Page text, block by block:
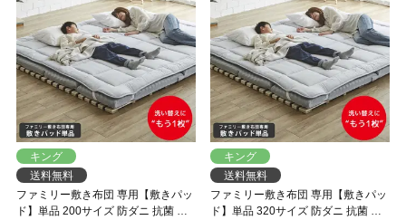
キング
送料無料
ファミリー敷き布団 専用【敷きパッ
ド】単品 200サイズ 防ダニ 抗菌 防
キング
送料無料
ファミリー敷き布団 専用【敷きパッ
ド】単品 320サイズ 防ダニ 抗菌 防